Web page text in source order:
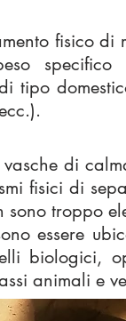
fisico
tipo
vasche di
fisici di
sono troppo
essere
biologici,
animali e